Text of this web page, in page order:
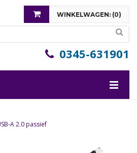
WINKELWAGEN: (0)
heeft nog geen items in uw winkelwagen
0345-631901
A 2.0 passief